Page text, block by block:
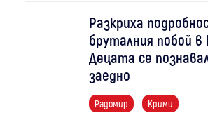
Разкриха
бруталния побой в
Децата се
заедно
Радомир Крими